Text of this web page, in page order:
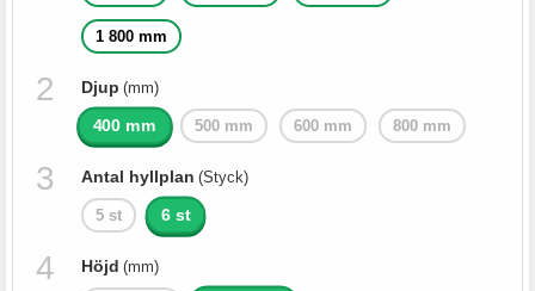
1 800 mm
Djup (mm)
400 mm 500 mm 600 mm 800 mm
Antal hyllplan (Styck)
5 st 6 st
Höjd (mm)